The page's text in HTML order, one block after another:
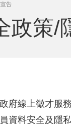
告
政策/
府線上徵才服
資料安全及隱